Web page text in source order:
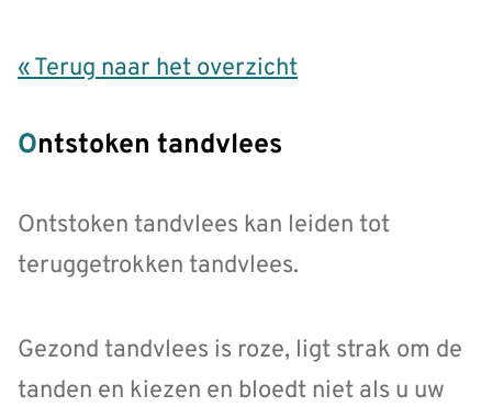
« Terug naar het overzicht
Ontstoken tandvlees
Ontstoken tandvlees kan leiden tot
teruggetrokken tandvlees.
Gezond tandvlees is roze, ligt strak om de
tanden en kiezen en bloedt niet als u uw